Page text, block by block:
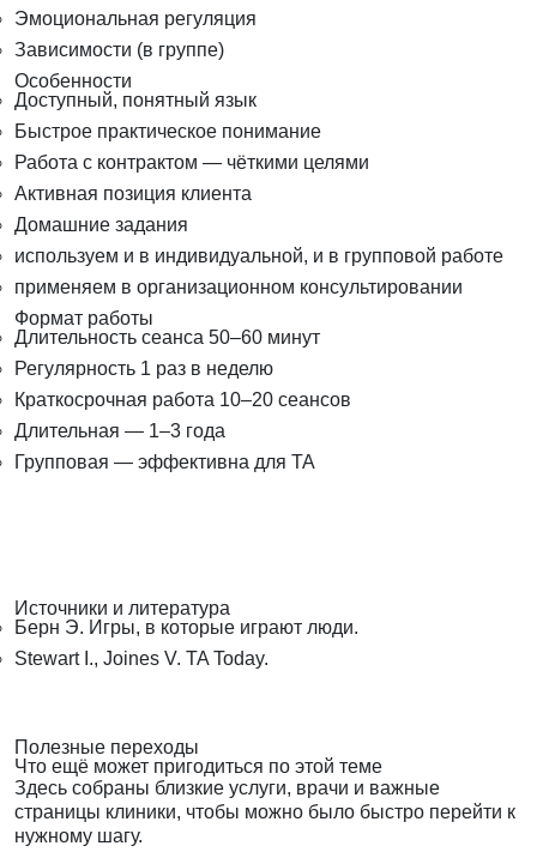
Эмоциональная регуляция
Зависимости (в группе)
Особенности
Доступный, понятный язык
Быстрое практическое понимание
Работа с контрактом — чёткими целями
Активная позиция клиента
Домашние задания
используем и в индивидуальной, и в групповой работе
применяем в организационном консультировании
Формат работы
Длительность сеанса 50–60 минут
Регулярность 1 раз в неделю
Краткосрочная работа 10–20 сеансов
Длительная — 1–3 года
Групповая — эффективна для ТА
Источники и литература
Берн Э. Игры, в которые играют люди.
Stewart I., Joines V. TA Today.
Полезные переходы
Что ещё может пригодиться по этой теме
Здесь собраны близкие услуги, врачи и важные
страницы клиники, чтобы можно было быстро перейти к
нужному шагу.